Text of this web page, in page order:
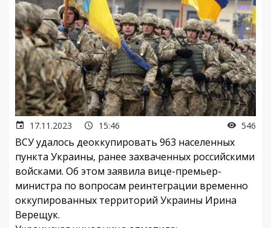
17.11.2023 15:46 546
ВСУ удалось деоккупировать 963 населенных
пункта Украины, ранее захваченных российскими
войсками. Об этом заявила вице-премьер-
министра по вопросам реинтеграции временно
оккупированных территорий Украины Ирина
Верещук.